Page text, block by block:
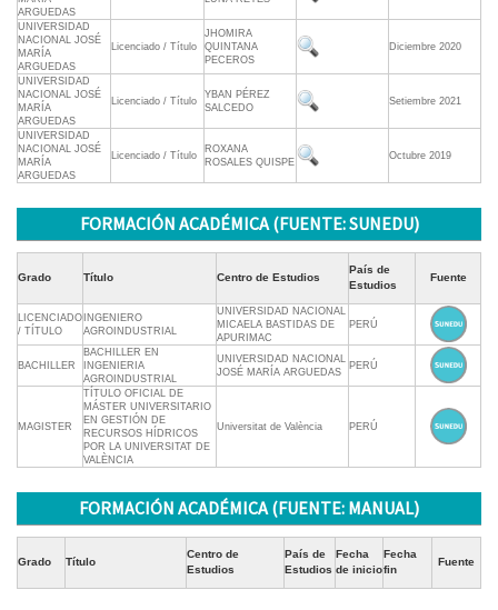
ARGUEDAS
UNIVERSIDAD
NACIONAL JOSÉ
MARÍA
ARGUEDAS
Licenciado / Título
JHOMIRA
QUINTANA
PECEROS
Diciembre 2020
UNIVERSIDAD
NACIONAL JOSÉ
MARÍA
ARGUEDAS
Licenciado / Título
YBAN PÉREZ
SALCEDO
Setiembre 2021
UNIVERSIDAD
NACIONAL JOSÉ
MARÍA
ARGUEDAS
Licenciado / Título
ROXANA
ROSALES QUISPE
Octubre 2019
FORMACIÓN ACADÉMICA (FUENTE: SUNEDU)
Grado Título Centro de Estudios
País de
Estudios
Fuente
LICENCIADO
/ TÍTULO
INGENIERO
AGROINDUSTRIAL
UNIVERSIDAD NACIONAL
MICAELA BASTIDAS DE
APURIMAC
PERÚ
BACHILLER
BACHILLER EN
INGENIERIA
AGROINDUSTRIAL
UNIVERSIDAD NACIONAL
JOSÉ MARÍA ARGUEDAS
PERÚ
MAGISTER
TÍTULO OFICIAL DE
MÁSTER UNIVERSITARIO
EN GESTIÓN DE
RECURSOS HÍDRICOS
POR LA UNIVERSITAT DE
VALÈNCIA
Universitat de València PERÚ
FORMACIÓN ACADÉMICA (FUENTE: MANUAL)
Grado Título
Centro de
Estudios
País de
Estudios
Fecha
de inicio
Fecha
fin
Fuente